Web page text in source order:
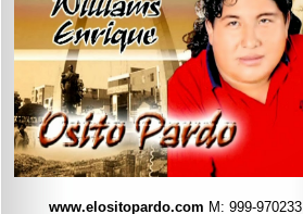
www.elositopardo.com M: 999-970233